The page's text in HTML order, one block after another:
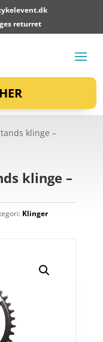
returret
klinge –
klinge –
Klinger